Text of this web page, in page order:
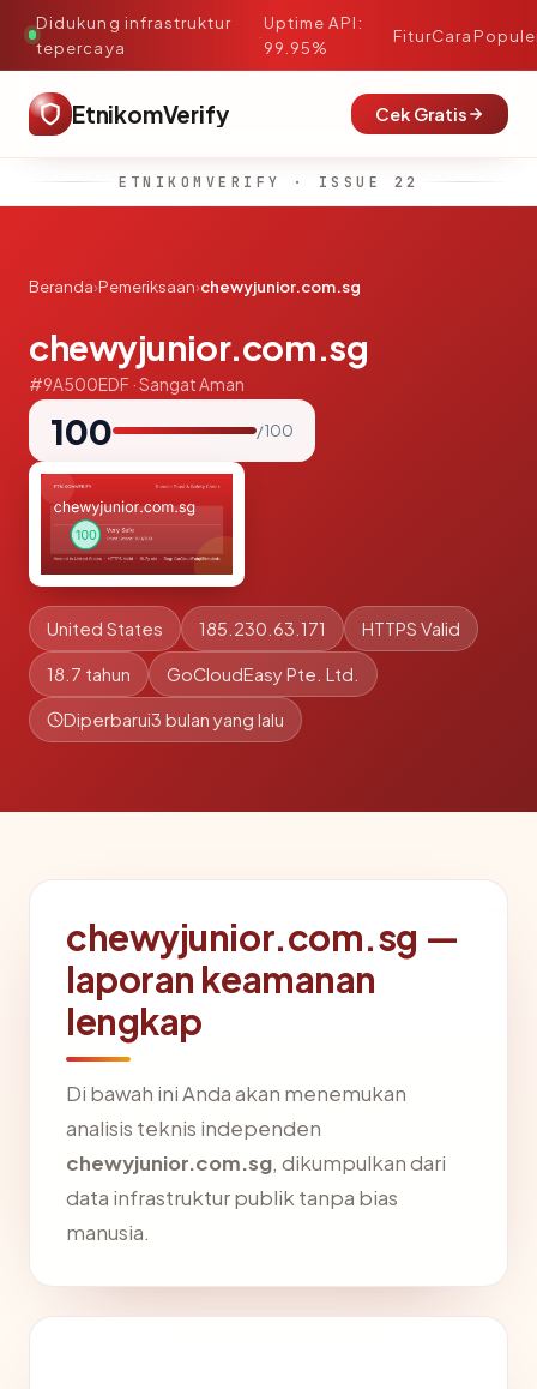
Didukung infrastruktur
tepercaya
·
Uptime API:
99.95%
FiturCara
EtnikomVerify Cek Gratis
ETNIKOMVERIFY · ISSUE 22
Beranda›Pemeriksaan›chewyjunior.com.sg
chewyjunior.com.sg
#9A500EDF · Sangat Aman
100 / 100
United States 185.230.63.171 HTTPS Valid
18.7 tahun GoCloudEasy Pte. Ltd.
Diperbarui3 bulan yang lalu
chewyjunior.com.sg —
laporan keamanan
lengkap
Di bawah ini Anda akan menemukan
analisis teknis independen
chewyjunior.com.sg, dikumpulkan dari
data infrastruktur publik tanpa bias
manusia.